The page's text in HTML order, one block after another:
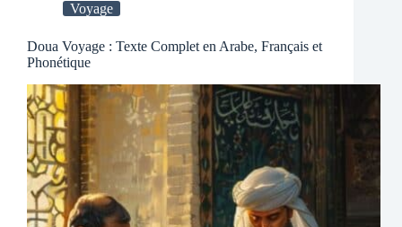
Voyage
Doua Voyage : Texte Complet en Arabe, Français et
Phonétique